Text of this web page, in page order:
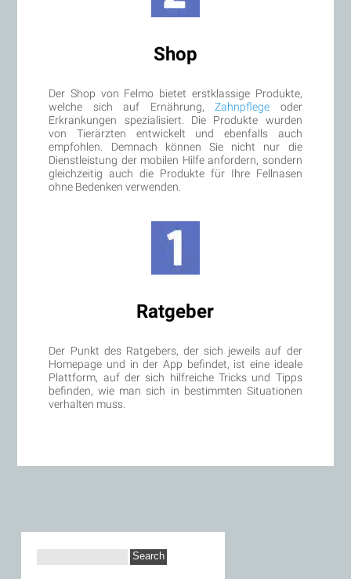
Shop
Der Shop von Felmo bietet erstklassige Produkte,
welche sich auf Ernährung,Zahnpflege oder
Erkrankungen spezialisiert. Die Produkte wurden
von Tierärzten entwickelt und ebenfalls auch
empfohlen. Demnach können Sie nicht nur die
Dienstleistung der mobilen Hilfe anfordern, sondern
gleichzeitig auch die Produkte für Ihre Fellnasen
ohne Bedenken verwenden.
Ratgeber
Der Punkt des Ratgebers, der sich jeweils auf der
Homepage und in der App befindet, ist eine ideale
Plattform, auf der sich hilfreiche Tricks und Tipps
befinden, wie man sich in bestimmten Situationen
verhalten muss.